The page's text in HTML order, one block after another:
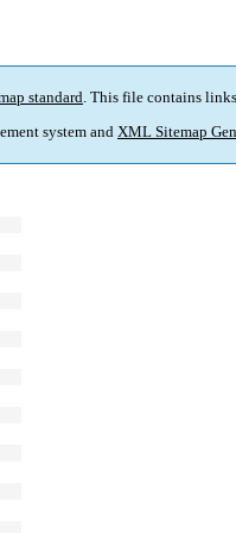
standard. This file contains
system and XML Sitemap